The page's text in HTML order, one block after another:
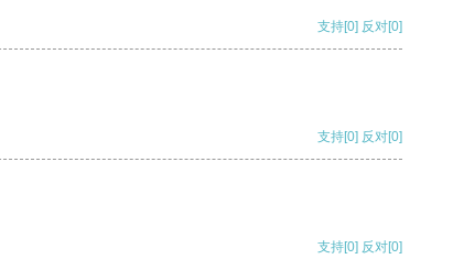
支持[0] 反对[0]
支持[0] 反对[0]
支持[0] 反对[0]